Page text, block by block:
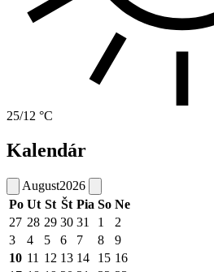
25/12 °C
Kalendár
August2026
Po Ut St Št Pia So Ne
27 28 29 30 31 1
2
3
4 5 6 7 8
9
10 11 12 13 14 15 16